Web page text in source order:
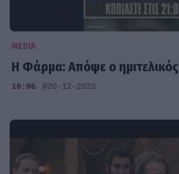
MEDIA
Η Φάρμα: Απόψε ο ημιτελικός
16:06 @20-12-2023